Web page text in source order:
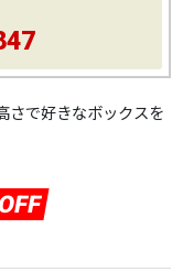
さで好きなボックスを